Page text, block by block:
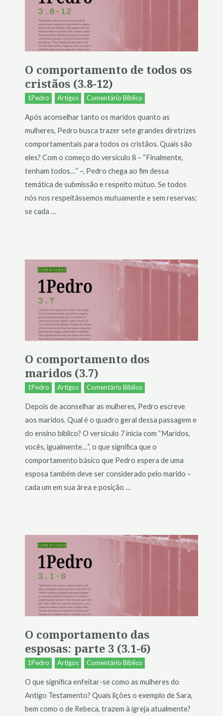
O comportamento de todos os
cristãos (3.8-12)
1Pedro Artigos Comentário Bíblico
Após aconselhar tanto os maridos quanto as
mulheres, Pedro busca trazer sete grandes diretrizes
comportamentais para todos os cristãos. Quais são
eles? Com o começo do versículo 8 – “Finalmente,
tenham todos…” –, Pedro chega ao fim dessa
temática de submissão e respeito mútuo. Se todos
nós nos respeitássemos mutuamente e sem reservas;
se cada …
O comportamento dos
maridos (3.7)
1Pedro Artigos Comentário Bíblico
Depois de aconselhar as mulheres, Pedro escreve
aos maridos. Qual é o quadro geral dessa passagem e
do ensino bíblico? O versículo 7 inicia com “Maridos,
vocês, igualmente…”, o que significa que o
comportamento básico que Pedro espera de uma
esposa também deve ser considerado pelo marido –
cada um em sua área e posição …
O comportamento das
esposas: parte 3 (3.1-6)
1Pedro Artigos Comentário Bíblico
O que significa enfeitar-se como as mulheres do
Antigo Testamento? Quais lições o exemplo de Sara,
bem como o de Rebeca, trazem à igreja atualmente?